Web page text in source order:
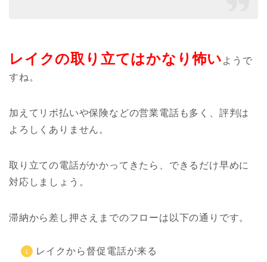
レイクの取り立てはかなり怖い ようで
すね。
加えてリボ払いや保険などの営業電話も多く、評判は
よろしくありません。
取り立ての電話がかかってきたら、できるだけ早めに
対応しましょう。
滞納から差し押さえまでのフローは以下の通りです。
レイクから督促電話が来る